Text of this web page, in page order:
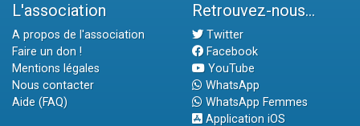
L'association
A propos de l'association
Faire un don !
Mentions légales
Nous contacter
Aide (FAQ)
Retrouvez-nous...
Twitter
Facebook
YouTube
WhatsApp
WhatsApp Femmes
Application iOS